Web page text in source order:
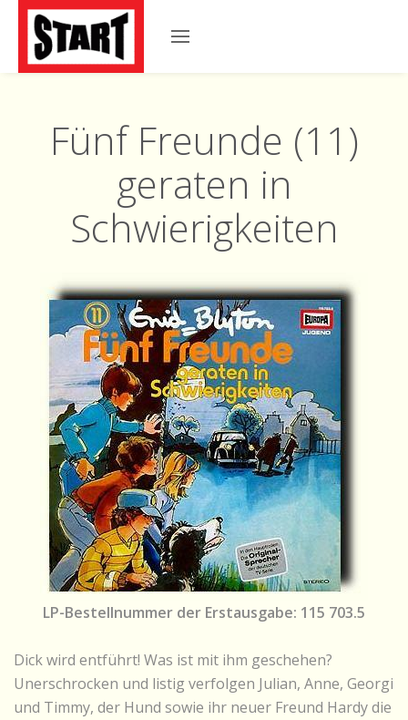
Fünf Freunde (11)
geraten in
Schwierigkeiten
LP-Bestellnummer der Erstausgabe: 115 703.5
Dick wird entführt! Was ist mit ihm geschehen?
Unerschrocken und listig verfolgen Julian, Anne, Georgi
und Timmy, der Hund sowie ihr neuer Freund Hardy die